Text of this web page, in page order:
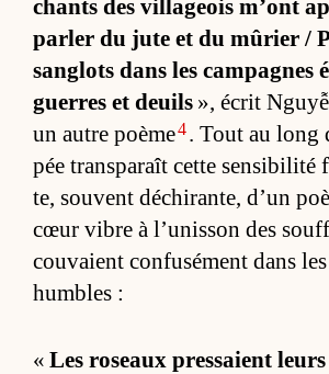
chants des vil­la­geois m’ont
par­ler du jute et du mû­rier /
san­glots dans les cam­pagnes
guerres et deuils », écrit
un autre poème4. Tout au long
pée trans­pa­raît cette sen­si­bi­lité
te, sou­vent dé­chi­ran­te, d’un
cœur vibre à l’unis­son des
cou­vaient confu­sé­ment dans les
humbles :
« Les ro­seaux pres­saient